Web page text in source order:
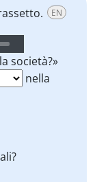
EN
società?»
nella